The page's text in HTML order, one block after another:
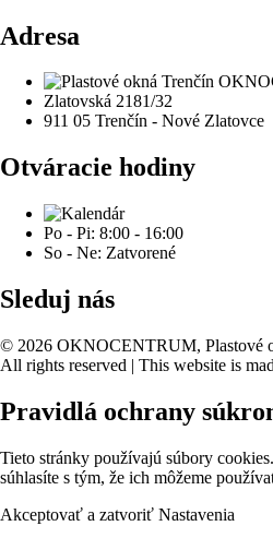
Adresa
Zlatovská 2181/32
911 05 Trenčín - Nové Zlatovce
Otváracie hodiny
Po - Pi: 8:00 - 16:00
So - Ne: Zatvorené
Sleduj nás
© 2026 OKNOCENTRUM, Plastové
All rights reserved | This website is
Pravidlá ochrany
Tieto stránky používajú súbory
súhlasíte s tým, že ich môžeme
Akceptovať a zatvoriť Nastavenia